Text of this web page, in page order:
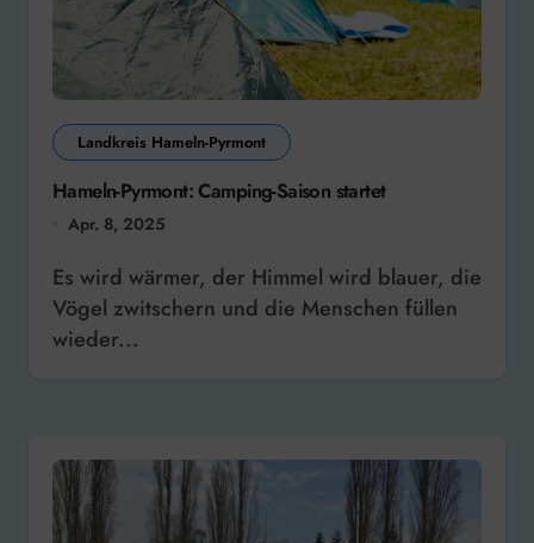
Landkreis Hameln-Pyrmont
Hameln-Pyrmont: Camping-Saison startet
Apr. 8, 2025
Es wird wärmer, der Himmel wird blauer, die
Vögel zwitschern und die Menschen füllen
wieder...